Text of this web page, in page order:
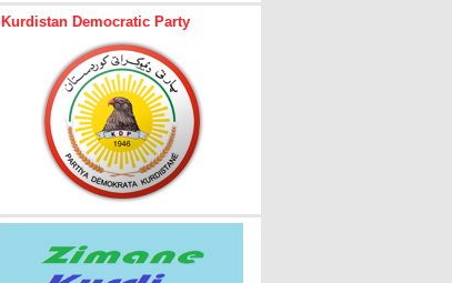
Kurdistan Democratic Party